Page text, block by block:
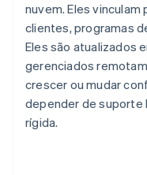
nuvem. Eles
clientes, programas
Eles são atualizados
gerenciados
crescer ou mudar
depender de suporte
rígida.